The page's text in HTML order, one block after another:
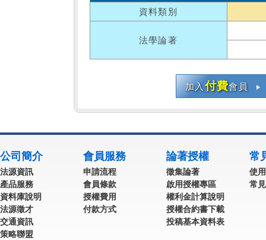
資料類別
法學論著
加入付費會員
公司簡介
法源資訊
產品服務
資料庫說明
法源徵才
交通資訊
策略聯盟
會員服務
申請流程
會員條款
授權費用
付款方式
論著授權
徵集論著
啟用授權專區
權利金計算說明
授權合約書下載
投稿基本資料表
常
使
常